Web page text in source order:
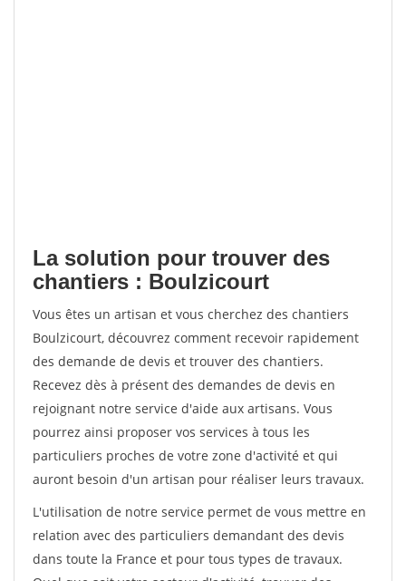
La solution pour trouver des
chantiers : Boulzicourt
Vous êtes un artisan et vous cherchez des chantiers
Boulzicourt, découvrez comment recevoir rapidement
des demande de devis et trouver des chantiers.
Recevez dès à présent des demandes de devis en
rejoignant notre service d'aide aux artisans. Vous
pourrez ainsi proposer vos services à tous les
particuliers proches de votre zone d'activité et qui
auront besoin d'un artisan pour réaliser leurs travaux.
L'utilisation de notre service permet de vous mettre en
relation avec des particuliers demandant des devis
dans toute la France et pour tous types de travaux.